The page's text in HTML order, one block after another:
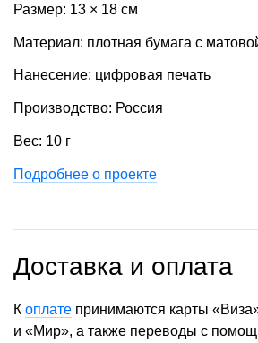
Размер: 13 × 18 см
Материал: плотная бумага с
Нанесение: цифровая печать
Производство: Россия
Вес: 10 г
Подробнее о проекте
Доставка и оплата
К оплате принимаются карты
и «Мир», а также переводы с